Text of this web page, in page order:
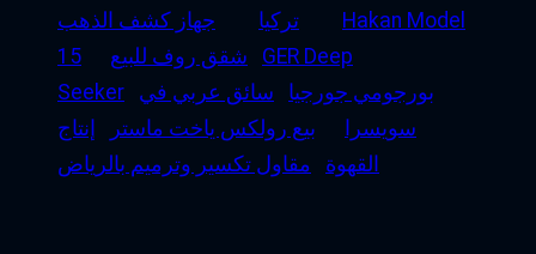
تركيا
جهاز كشف الذهب
Hakan Model
15
شقق روف للبيع
GER Deep
Seeker
بورجومي جورجيا
سائق عربي في
سويسرا
بيع رولكس ياخت ماستر
إنتاج
القهوة
مقاول تكسير وترميم بالرياض